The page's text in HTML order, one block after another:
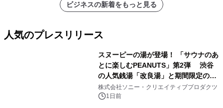
ビジネスの新着をもっと見る
人気のプレスリリース
スヌーピーの湯が登場！ 「サウナのあ
とに楽しむPEANUTS」第2弾 渋谷
の人気銭湯「改良湯」と期間限定のコ
ラボレーション サウナイキタイコラ
ボグッズも発売決定！
株式会社ソニー・クリエイティブプロダクツ
1日前